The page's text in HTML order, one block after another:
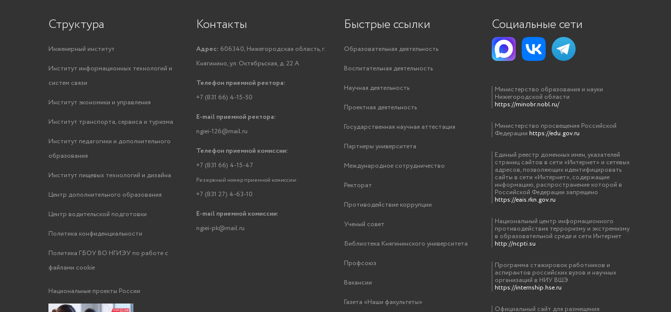
Структура
Инженерный институт
Институт информационных технологий и
систем связи
Институт экономики и управления
Институт транспорта, сервиса и туризма
Институт педагогики и дополнительного
образования
Институт пищевых технологий и дизайна
Центр дополнительного образования
Центр водительской подготовки
Политика конфиденциальности
Политика ГБОУ ВО НГИЭУ по работе с
файлами cookie
Национальные проекты России
Контакты
Адрес: 606340, Нижегородская область, г.
Княгинино, ул. Октябрьская, д. 22 А
Телефон приемной ректора:
+7 (831 66) 4-15-50
E-mail приемной ректора:
ngiei-126@mail.ru
Телефон приемной комиссии:
+7 (831 66) 4-15-47
Резервный номер приемной комиссии:
+7 (831 27) 4-63-10
E-mail приемной комиссии:
ngiei-pk@mail.ru
Быстрые ссылки
Образовательная деятельность
Воспитательная деятельность
Научная деятельность
Проектная деятельность
Государственная научная аттестация
Партнеры университета
Международное сотрудничество
Ректорат
Противодействие коррупции
Ученый совет
Библиотека Княгининского университета
Профсоюз
Вакансии
Газета «Наши факультеты»
Социальные сети
Министерство образования и науки
Нижегородской области
https://minobr.nobl.ru/
Министерство просвещения Российской
Федерации https://edu.gov.ru
Единый реестр доменных имен, указателей
страниц сайтов в сети «Интернет» и сетевых
адресов, позволяющих идентифицировать
сайты в сети «Интернет», содержащие
информацию, распространение которой в
Российской Федерации запрещено
https://eais.rkn.gov.ru
Национальный центр информационного
противодействия терроризму и экстремизму
в образовательной среде и сети Интернет
http://ncpti.su
Программа стажировок работников и
аспирантов российских вузов и научных
организаций в НИУ ВШЭ
https://internship.hse.ru
Официальный сайт для размещения